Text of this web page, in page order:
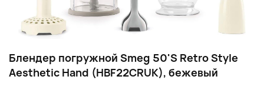
Блендер погружной Smeg 50'S Retro Style
Aesthetic Hand (HBF22CRUK), бежевый